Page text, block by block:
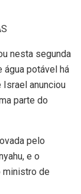
nesta segunda
água potável há
anunciou
parte do
pelo
e o
ministro de